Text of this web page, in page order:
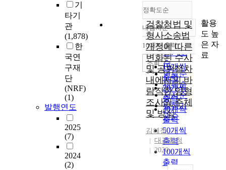
기
타기
관
(1,878)
한
국연
구재
단
(NRF)
(1)
발행연도
2025
(7)
2024
(2)
정확도순
정확도
순
인기도
순
연도순
제목순
저자순
발행기
관순
내림차순
내림차순
10개씩 출력
10개씩
출력
20개씩
출력
30개씩
출력
50개씩
출력
100개씩
출력
조회
검찰청법 및
형사소송법
개정에 따른
변화된 수사
및 공판절차
내에서의 바
람직한 양형
조사의 주체
및 방식
김혜정
대검찰청
2020
활용
도 높
은 자
료